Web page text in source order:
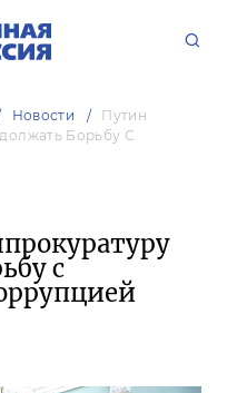
Новости
Путин
Борьбу С
с